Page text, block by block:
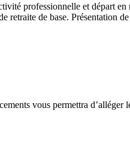
professionnelle et départ
retraite de base. Présentation
vous permettra